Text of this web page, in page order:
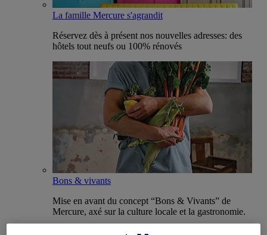
La famille Mercure s'agrandit
Réservez dès à présent nos nouvelles adresses: des
hôtels tout neufs ou 100% rénovés
Bons & vivants
Mise en avant du concept “Bons & Vivants” de
Mercure, axé sur la culture locale et la gastronomie.